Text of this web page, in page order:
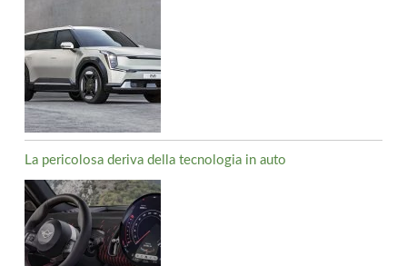
La pericolosa deriva della tecnologia in auto